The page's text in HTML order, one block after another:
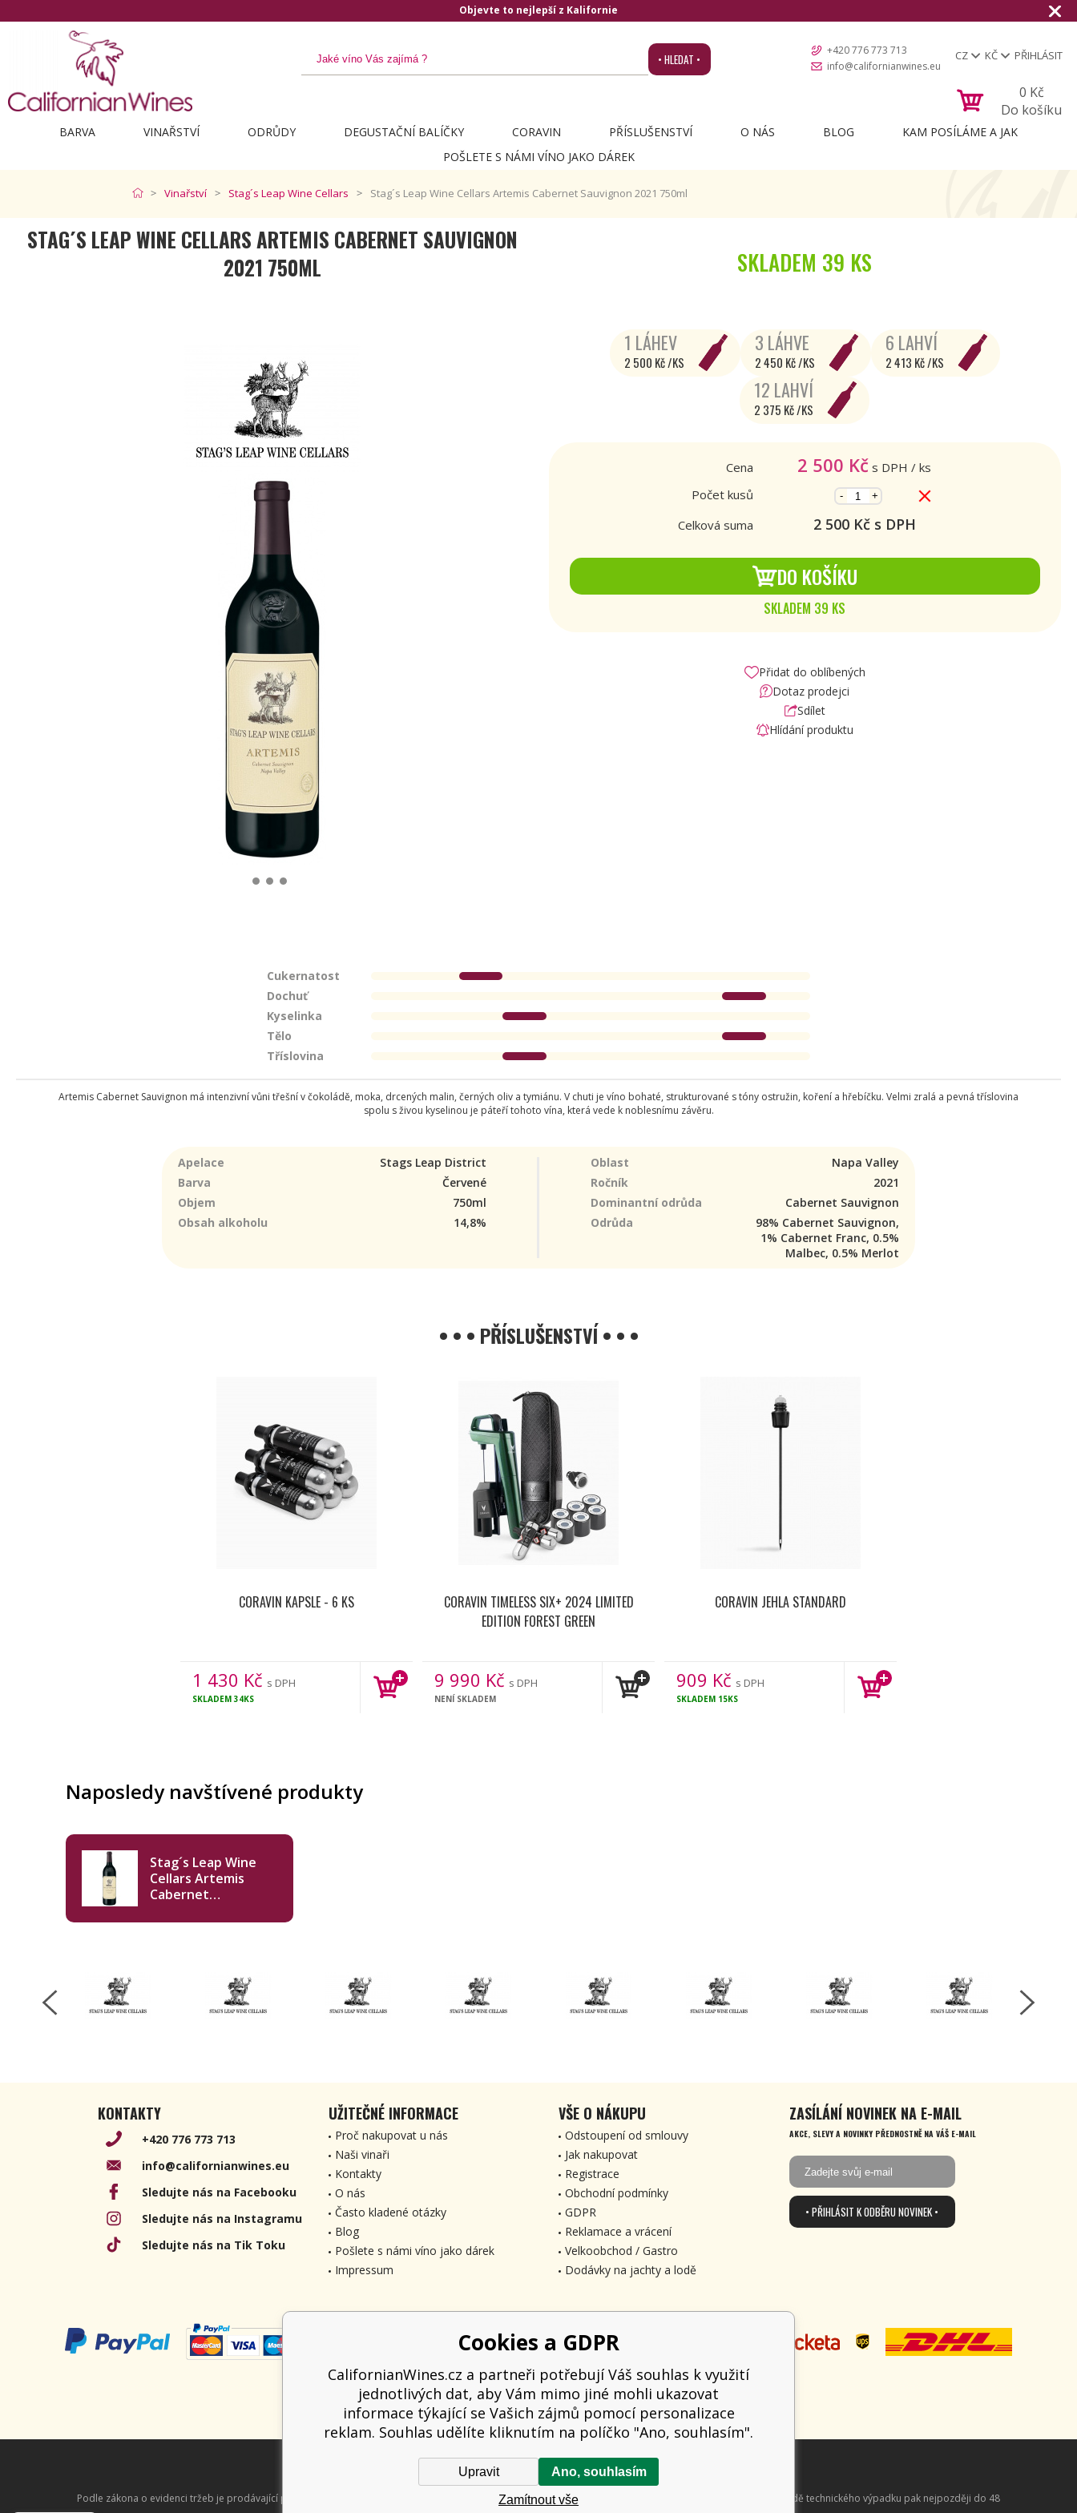
• HLEDAT •
+420 776 773 713
info@californianwines.eu
CZ KČ PŘIHLÁSIT
0 Kč
Do košíku
BARVA VINAŘSTVÍ ODRŮDY DEGUSTAČNÍ BALÍČKY CORAVIN PŘÍSLUŠENSTVÍ O NÁS BLOG
KAM POSÍLÁME A JAK
POŠLETE S NÁMI VÍNO JAKO DÁREK
Vinařství Stag´s Leap Wine Cellars Stag´s Leap Wine Cellars Artemis Cabernet Sauvignon 2021 750ml
STAG´S LEAP WINE CELLARS ARTEMIS CABERNET SAUVIGNON
2021 750ML
SKLADEM 39 KS
1 LÁHEV
2 500 Kč /KS
3 LÁHVE
2 450 Kč /KS
6 LAHVÍ
2 413 Kč /KS
12 LAHVÍ
2 375 Kč /KS
Cena 2 500 Kč s DPH / ks
Počet kusů
- +
Celková suma 2 500Kč s DPH
DO KOŠÍKU
SKLADEM 39 KS
Přidat do oblíbených
Dotaz prodejci
Sdílet
Hlídání produktu
Cukernatost
Dochuť
Kyselinka
Tělo
Tříslovina
Artemis Cabernet Sauvignon má intenzivní vůni třešní v čokoládě, moka, drcených malin, černých oliv a tymiánu. V chuti je víno bohaté, strukturované s tóny ostružin, koření a hřebíčku. Velmi zralá a pevná tříslovina
spolu s živou kyselinou je páteří tohoto vína, která vede k noblesnímu závěru.
Apelace Stags Leap District Oblast
Napa Valley
Barva
Červené Ročník
2021
Objem
750ml Dominantní odrůda
Cabernet Sauvignon
Obsah alkoholu
14,8% Odrůda
98% Cabernet Sauvignon,
1% Cabernet Franc, 0.5%
Malbec, 0.5% Merlot
• • • PŘÍSLUŠENSTVÍ • • •
CORAVIN KAPSLE - 6 KS
1 430 Kč s DPH
SKLADEM34KS
CORAVIN TIMELESS SIX+ 2024 LIMITED
EDITION FOREST GREEN
9 990 Kč s DPH
NENÍ SKLADEM
CORAVIN JEHLA STANDARD
909 Kč s DPH
SKLADEM 15KS
Naposledy navštívené produkty
Stag´s Leap Wine
Cellars Artemis
Cabernet
750ml
KONTAKTY
+420 776 773 713
info@californianwines.eu
Sledujte nás na Facebooku
Sledujte nás na Instagramu
Sledujte nás na Tik Toku
UŽITEČNÉ INFORMACE
Proč nakupovat u nás
Naši vinaři
Kontakty
O nás
Často kladené otázky
Blog
Pošlete s námi víno jako dárek
Impressum
VŠE O NÁKUPU
Odstoupení od smlouvy
Jak nakupovat
Registrace
Obchodní podmínky
GDPR
Reklamace a vrácení
Velkoobchod / Gastro
Dodávky na jachty a lodě
ZASÍLÁNÍ NOVINEK NA E-MAIL
AKCE, SLEVY A NOVINKY PŘEDNOSTNĚ NA VÁŠ E-MAIL
• PŘIHLÁSIT K ODBĚRU NOVINEK •
Podle zákona o evidenci tržeb je prodávající povinen vystavit kupujícímu účtenku. Zároveň je povinen zaevidovat přijatou tržbu u správce daně online; v případě technického výpadku pak nejpozději do 48
Cookies a GDPR
CalifornianWines.cz a partneři potřebují Váš souhlas k využití
jednotlivých dat, aby Vám mimo jiné mohli ukazovat
informace týkající se Vašich zájmů pomocí personalizace
reklam. Souhlas udělíte kliknutím na políčko "Ano, souhlasím".
Zamítnout vše
Ano, souhlasím
Upravit